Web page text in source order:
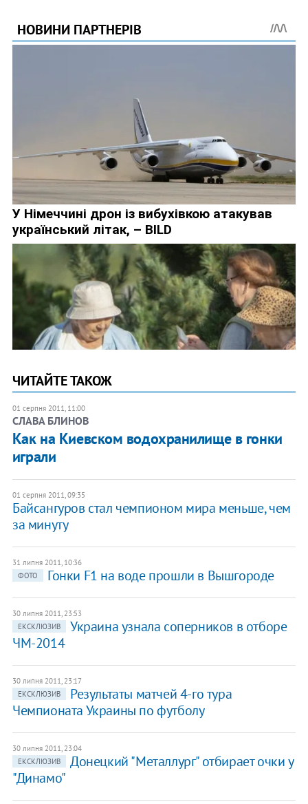
ЧИТАЙТЕ ТАКОЖ
01 серпня 2011, 11:00
СЛАВА БЛИНОВ
Как на Киевском водохранилище в гонки
играли
01 серпня 2011, 09:35
Байсангуров стал чемпионом мира меньше, чем
за минуту
31 липня 2011, 10:36
ФОТО
Гонки F1 на воде прошли в Вышгороде
30 липня 2011, 23:53
ЕКСКЛЮЗИВ
Украина узнала соперников в отборе
ЧМ-2014
30 липня 2011, 23:17
ЕКСКЛЮЗИВ
Результаты матчей 4-го тура
Чемпионата Украины по футболу
30 липня 2011, 23:04
ЕКСКЛЮЗИВ
Донецкий "Металлург" отбирает очки у
"Динамо"